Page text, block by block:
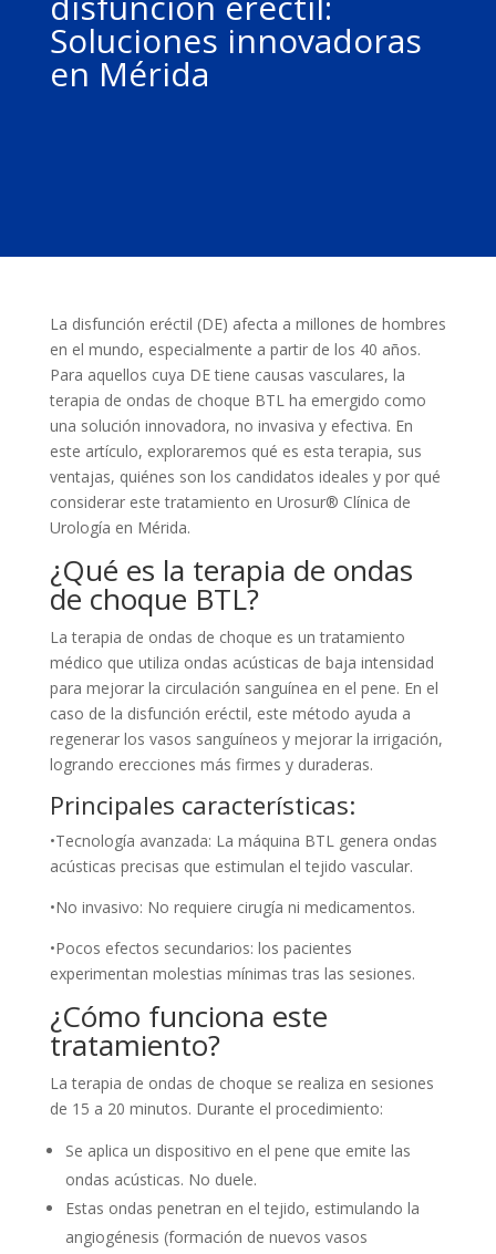
Soluciones innovadoras
en Mérida
La disfunción eréctil (DE) afecta a millones de hombres
en el mundo, especialmente a partir de los 40 años.
Para aquellos cuya DE tiene causas vasculares, la
terapia de ondas de choque BTL ha emergido como
una solución innovadora, no invasiva y efectiva. En
este artículo, exploraremos qué es esta terapia, sus
ventajas, quiénes son los candidatos ideales y por qué
considerar este tratamiento en Urosur® Clínica de
Urología en Mérida.
¿Qué es la terapia de ondas
de choque BTL?
La terapia de ondas de choque es un tratamiento
médico que utiliza ondas acústicas de baja intensidad
para mejorar la circulación sanguínea en el pene. En el
caso de la disfunción eréctil, este método ayuda a
regenerar los vasos sanguíneos y mejorar la irrigación,
logrando erecciones más firmes y duraderas.
Principales características:
•Tecnología avanzada: La máquina BTL genera ondas
acústicas precisas que estimulan el tejido vascular.
•No invasivo: No requiere cirugía ni medicamentos.
•Pocos efectos secundarios: los pacientes
experimentan molestias mínimas tras las sesiones.
¿Cómo funciona este
tratamiento?
La terapia de ondas de choque se realiza en sesiones
de 15 a 20 minutos. Durante el procedimiento:
Se aplica un dispositivo en el pene que emite las
ondas acústicas. No duele.
Estas ondas penetran en el tejido, estimulando la
angiogénesis (formación de nuevos vasos